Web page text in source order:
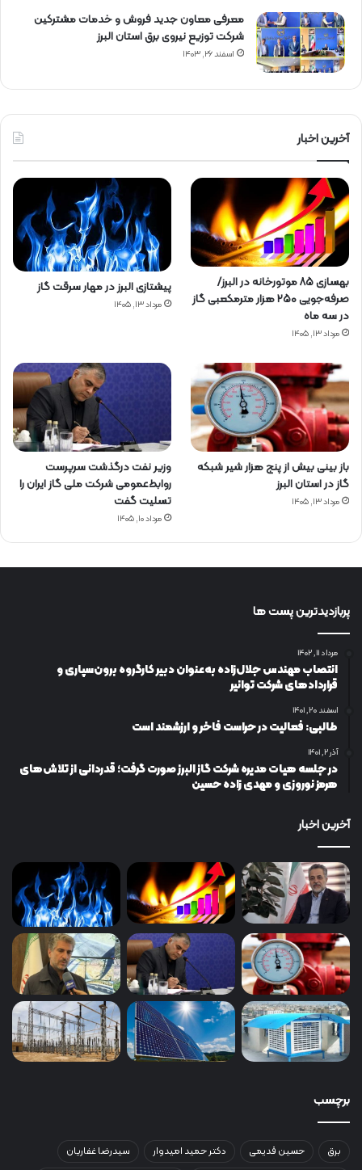
معرفی معاون جدید فروش و خدمات مشتركین
شركت توزیع نیروی برق استان البرز
اسفند ۲۶, ۱۴۰۳
آخرین اخبار
بهسازی ۸۵ موتورخانه در البرز/
صرفه‌جویی ۲۵۰ هزار مترمکعبی گاز
در سه ماه
مرداد ۱۳, ۱۴۰۵
پیشتازی البرز در مهار سرقت گاز
مرداد ۱۳, ۱۴۰۵
باز بینی بیش از پنج هزار شیر شبکه
گاز در استان البرز
مرداد ۱۳, ۱۴۰۵
وزیر نفت درگذشت سرپرست
روابط‌عمومی شرکت ملی گاز ایران را
تسلیت گفت
مرداد ۱۰, ۱۴۰۵
پربازدیدترین پست ها
مرداد ۱۱, ۱۴۰۲
انتصاب مهندس جلال‌زاده به‌عنوان دبیر كارگروه برون‌سپاری و
قراردادهای شركت توانیر
اسفند ۲۰, ۱۴۰۱
طالبی: فعالیت در حراست فاخر و ارزشمند است
آذر ۲, ۱۴۰۱
در جلسه هیات مدیره شرکت گاز البرز صورت گرفت؛ قدردانی از تلاش‌های
هرمز نوروزی و مهدی زاده حسین
آخرین اخبار
برچسب
برق حسین قدیمی دکتر حمید امیدوار
سیدرضا غفاریان